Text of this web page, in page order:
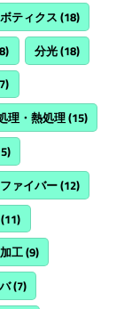
ティクス (18)
分光(18)
理・熱処理(15)
ファイバー(12)
(11)
工(9)
(7)